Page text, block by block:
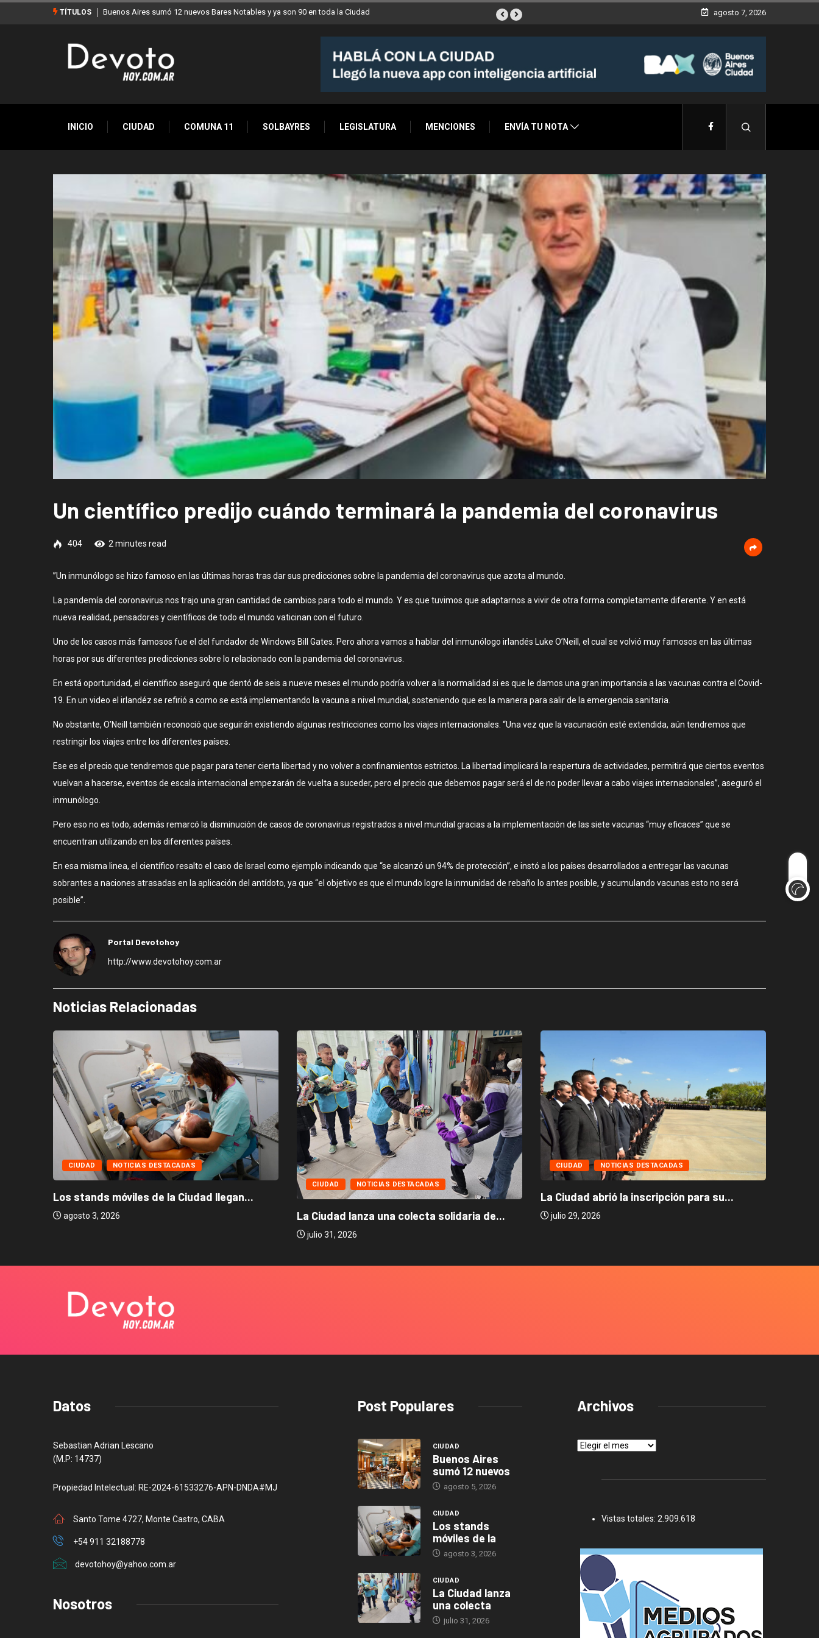
TÍTULOS
y ya son 90 en toda la CiudadLos stands móviles de la Ciudad llegan esta semana a Villa Devoto agosto 7, 2026
INICIO CIUDAD COMUNA 11 SOLBAYRES LEGISLATURA MENCIONES ENVÍA TU NOTA
Un científico predijo cuándo terminará la pandemia del coronavirus
404 2 minutes read
”Un inmunólogo se hizo famoso en las últimas horas tras dar sus predicciones sobre la pandemia del coronavirus que azota al mundo.
La pandemía del coronavirus nos trajo una gran cantidad de cambios para todo el mundo. Y es que tuvimos que adaptarnos a vivir de otra forma completamente diferente. Y en está
nueva realidad, pensadores y científicos de todo el mundo vaticinan con el futuro.
Uno de los casos más famosos fue el del fundador de Windows Bill Gates. Pero ahora vamos a hablar del inmunólogo irlandés Luke O’Neill, el cual se volvió muy famosos en las últimas
horas por sus diferentes predicciones sobre lo relacionado con la pandemia del coronavirus.
En está oportunidad, el científico aseguró que dentó de seis a nueve meses el mundo podría volver a la normalidad si es que le damos una gran importancia a las vacunas contra el Covid-
19. En un video el irlandéz se refirió a como se está implementando la vacuna a nivel mundial, sosteniendo que es la manera para salir de la emergencia sanitaria.
No obstante, O’Neill también reconoció que seguirán existiendo algunas restricciones como los viajes internacionales. “Una vez que la vacunación esté extendida, aún tendremos que
restringir los viajes entre los diferentes países.
Ese es el precio que tendremos que pagar para tener cierta libertad y no volver a confinamientos estrictos. La libertad implicará la reapertura de actividades, permitirá que ciertos eventos
vuelvan a hacerse, eventos de escala internacional empezarán de vuelta a suceder, pero el precio que debemos pagar será el de no poder llevar a cabo viajes internacionales”, aseguró el
inmunólogo.
Pero eso no es todo, además remarcó la disminución de casos de coronavirus registrados a nivel mundial gracias a la implementación de las siete vacunas “muy eficaces” que se
encuentran utilizando en los diferentes países.
En esa misma linea, el científico resalto el caso de Israel como ejemplo indicando que “se alcanzó un 94% de protección”, e instó a los países desarrollados a entregar las vacunas
sobrantes a naciones atrasadas en la aplicación del antídoto, ya que “el objetivo es que el mundo logre la inmunidad de rebaño lo antes posible, y acumulando vacunas esto no será
posible”.
Portal Devotohoy
http://www.devotohoy.com.ar
Noticias Relacionadas
CIUDAD NOTICIAS DESTACADAS
Los stands móviles de la Ciudad llegan...
agosto 3, 2026
CIUDAD NOTICIAS DESTACADAS
La Ciudad lanza una colecta solidaria de...
julio 31, 2026
CIUDAD NOTICIAS DESTACADAS
La Ciudad abrió la inscripción para su...
julio 29, 2026
Datos
Sebastian Adrian Lescano
(M.P: 14737)
Propiedad Intelectual: RE-2024-61533276-APN-DNDA#MJ
Santo Tome 4727, Monte Castro, CABA
+54 911 32188778
devotohoy@yahoo.com.ar
Nosotros
Post Populares
CIUDAD
Buenos Aires
sumó 12 nuevos
agosto 5, 2026
CIUDAD
Los stands
móviles de la
agosto 3, 2026
CIUDAD
La Ciudad lanza
una colecta
julio 31, 2026
Archivos
Archivos
Vistas totales: 2.909.618